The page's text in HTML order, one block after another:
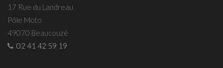
17 Rue du Landreau
Pôle Moto
49070 Beaucouzé
02 41 42 59 19